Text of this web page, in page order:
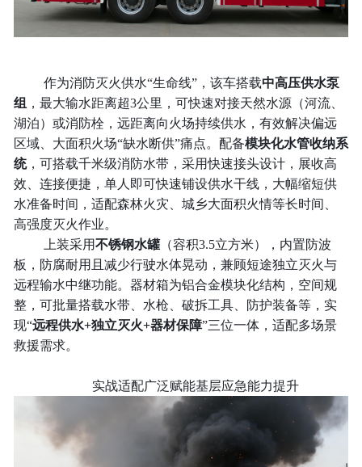
作为消防灭火供水“生命线”，该车搭载中高压供水泵
组 ，最大输水距离超3公里，可快速对接天然水源（河流、
湖泊）或消防栓，远距离向火场持续供水，有效解决偏远
区域、大面积火场“缺水断供”痛点。配备模块化水管收纳系
统，可搭载千米级消防水带，采用快速接头设计，展收高
效、连接便捷，单人即可快速铺设供水干线，大幅缩短供
水准备时间，适配森林火灾、城乡大面积火情等长时间、
高强度灭火作业。
上装采用不锈钢水罐（容积3.5立方米），内置防波
板，防腐耐用且减少行驶水体晃动，兼顾短途独立灭火与
远程输水中继功能。器材箱为铝合金模块化结构，空间规
整，可批量搭载水带、水枪、破拆工具、防护装备等，实
现“远程供水+独立灭火+器材保障”三位一体，适配多场景
救援需求。
实战适配广泛赋能基层应急能力提升